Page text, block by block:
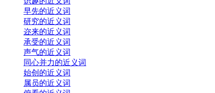
早先的近义词
研究的近义词
迩来的近义词
承受的近义词
声气的近义词
同心并力的近义词
始创的近义词
属员的近义词